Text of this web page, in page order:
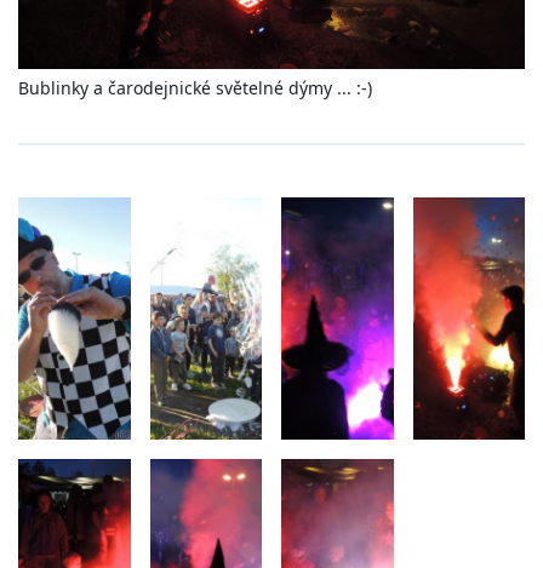
Bublinky a čarodejnické světelné dýmy ... :-)